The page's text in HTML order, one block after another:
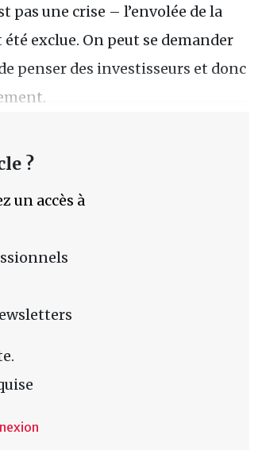
pas une crise – l’envolée de la
exclue. On peut se demander
penser des investisseurs et donc
?
un accès à